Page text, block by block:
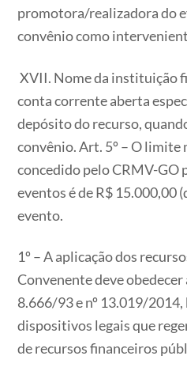
promotora/realizadora do
convênio como
XVII. Nome da instituição
conta corrente aberta
depósito do recurso,
convênio. Art. 5º – O limite
concedido pelo CRMV-GO
eventos é de R$ 15.000,00
evento.
1º – A aplicação dos
Convenente deve obedecer
8.666/93 e nº 13.019/
dispositivos legais que
de recursos financeiros